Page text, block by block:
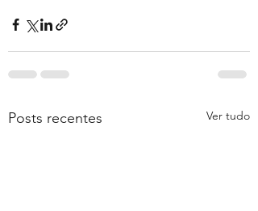
Posts recentes Ver tudo